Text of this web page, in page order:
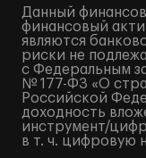
Данный
финансовый
являются
риски не
с Федеральным
№ 177-ФЗ «О
Российской
доходность
инструмент/
в т. ч. цифровую